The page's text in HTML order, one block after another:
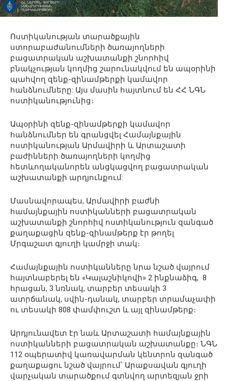
Ոստիկանության տարածքային
ստորաբաժանումների ծառայողների
բացատրական աշխատանքի շնորհիվ
բնակչության կողմից շարունակվում են ապօրինի
պահվող զենք-զինամթերքի կամավոր
հանձնումները: Այս մասին հայտնում են ՀՀ ՆԳՆ
ոստիկանությունից։
Ապօրինի զենք-զինամթերքի կամավոր
հանձնումներ են գրանցվել Համայնքային
ոստիկանության Արմավիրի և Արտաշատի
բաժինների ծառայողների կողմից
հետևողականորեն անցկացվող բացատրական
աշխատանքի արդյունքում:
Մասնավորապես, Արմավիրի բաժնի
համայնքային ոստիկանների բացատրական
աշխատանքի շնորհիվ ոստիկանություն զանգած
քաղաքացին զենք-զինամթերք էր թողել
Մրգաշատ գյուղի կամրջի տակ։
Համայնքային ոստիկանները նրա նշած վայրում
հայտնաբերել են «Կալաշնիկովի» 2 ինքնաձիգ, 8
հրացան, 3 նռնակ, տարբեր տեսակի 3
ատրճանակ, սվին-դանակ, տարբեր տրամաչափի
ու տեսակի 808 փամփուշտ և այլ զինամթերք։
Արդյունավետ էր նաև Արտաշատի համայնքային
ոստիկանների բացատրական աշխատանքը։ ՆԳՆ
112 օպերատիվ կառավարման կենտրոն զանգած
քաղաքացու նշած վայրում՝ Արաքսավան գյուղի
վարչական տարածքում գտնվող արտեզյան ջրի